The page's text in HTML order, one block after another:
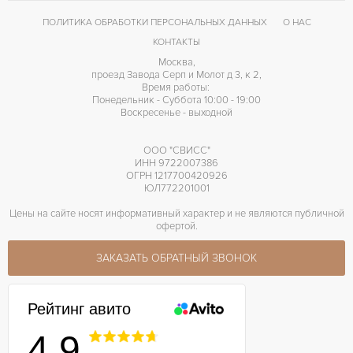
ПОЛИТИКА ОБРАБОТКИ ПЕРСОНАЛЬНЫХ ДАННЫХ
О НАС
КОНТАКТЫ
Москва,
проезд Завода Серп и Молот д 3, к 2,
Время работы:
Понедельник - Суббота 10:00 - 19:00
Воскресенье - выходной
ООО "СВИСС"
ИНН 9722007386
ОГРН 1217700420926
ЮЛ772201001
Цены на сайте носят информативный характер и не являются публичной
офертой.
ЗАКАЗАТЬ ОБРАТНЫЙ ЗВОНОК
Рейтинг авито